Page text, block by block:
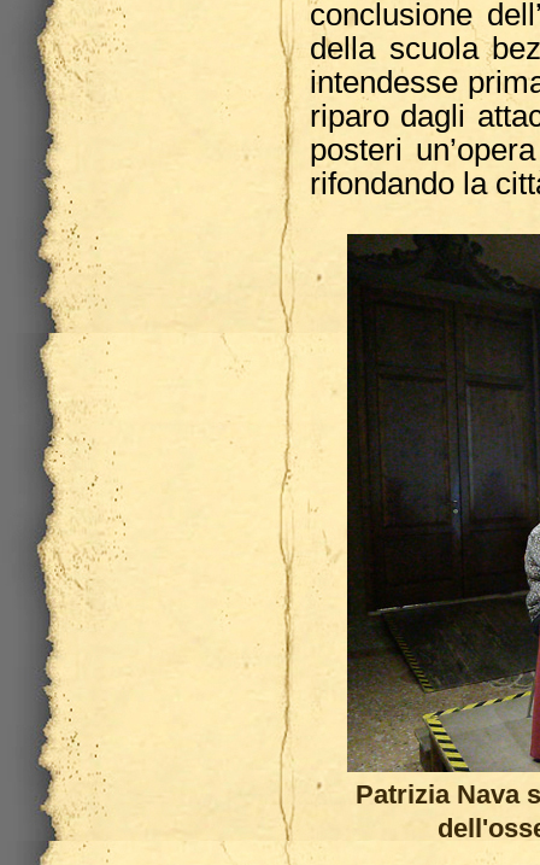
conclusione
della scuola
intendesse
riparo dagli
posteri
rifondando la
Patrizia Nava